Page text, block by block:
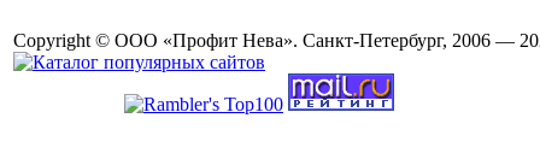
Copyright © ООО «Профит Нева». Санкт-Петербург, 2006 —